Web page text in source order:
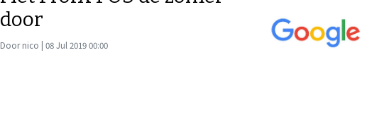
door
Door nico | 08 Jul 2019 00:00